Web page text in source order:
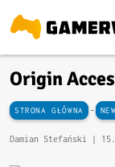
Origin
STRONA GŁÓWNA -
Damian Stefański |